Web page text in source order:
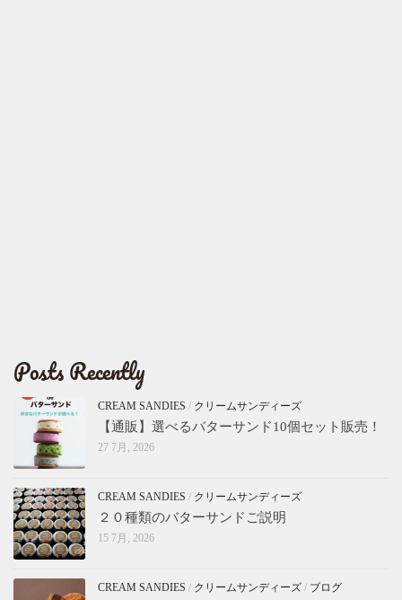
Posts Recently
CREAM SANDIES / クリームサンディーズ
【通販】選べるバターサンド10個セット販売！
27 7月, 2026
CREAM SANDIES / クリームサンディーズ
２０種類のバターサンドご説明
15 7月, 2026
CREAM SANDIES / クリームサンディーズ / ブログ